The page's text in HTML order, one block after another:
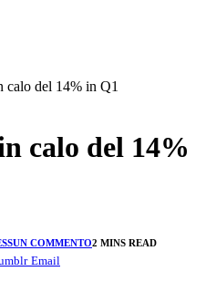
calo del 14% in Q1
calo del 14%
COMMENTO2 MINS READ
Email